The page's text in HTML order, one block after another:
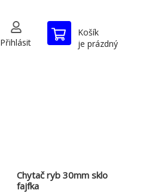
Přihlásit
Košík
je prázdný
Chytač ryb 30mm sklo
fajfka